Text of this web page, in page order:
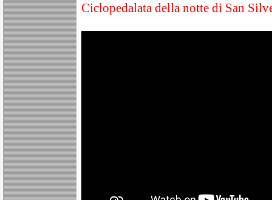
Ciclopedalata della notte di San